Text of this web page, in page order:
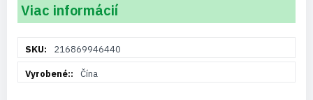
Viac informácií
informácií216869946440
Čína